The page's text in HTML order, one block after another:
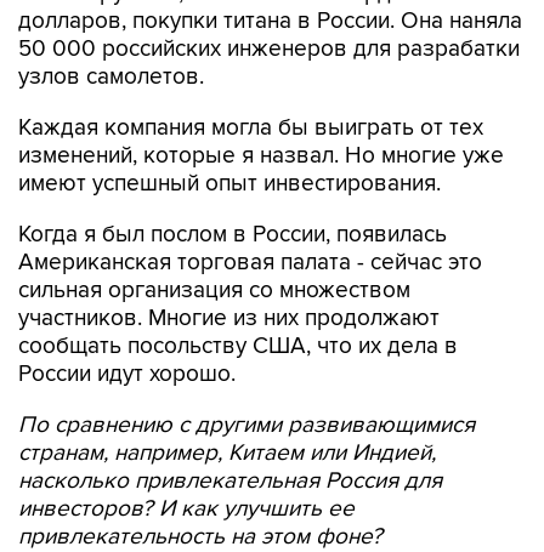
долларов, покупки титана в России. Она наняла
50 000 российских инженеров для разрабатки
узлов самолетов.
Каждая компания могла бы выиграть от тех
изменений, которые я назвал. Но многие уже
имеют успешный опыт инвестирования.
Когда я был послом в России, появилась
Американская торговая палата - сейчас это
сильная организация со множеством
участников. Многие из них продолжают
сообщать посольству США, что их дела в
России идут хорошо.
По сравнению с другими развивающимися
странам, например, Китаем или Индией,
насколько привлекательная Россия для
инвесторов? И как улучшить ее
привлекательность на этом фоне?